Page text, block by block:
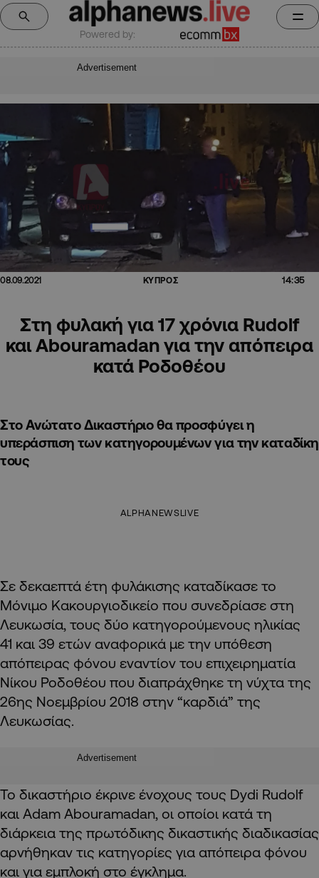
Powered by:
Advertisement
08.09.2021 ΚΥΠΡΟΣ 14:35
Στη φυλακή για 17 χρόνια Rudolf
και Abouramadan για την απόπειρα
κατά Ροδοθέου
Στο Ανώτατο Δικαστήριο θα προσφύγει η
υπεράσπιση των κατηγορουμένων για την καταδίκη
τους
ALPHANEWSLIVE
Σε δεκαεπτά έτη φυλάκισης καταδίκασε το
Μόνιμο Κακουργιοδικείο που συνεδρίασε στη
Λευκωσία, τους δύο κατηγορούμενους ηλικίας
41 και 39 ετών αναφορικά με την υπόθεση
απόπειρας φόνου εναντίον του επιχειρηματία
Νίκου Ροδοθέου που διαπράχθηκε τη νύχτα της
26ης Νοεμβρίου 2018 στην “καρδιά” της
Λευκωσίας.
Advertisement
Το δικαστήριο έκρινε ένοχους τους Dydi Rudolf
και Adam Abouramadan, οι οποίοι κατά τη
διάρκεια της πρωτόδικης δικαστικής διαδικασίας
αρνήθηκαν τις κατηγορίες για απόπειρα φόνου
και για εμπλοκή στο έγκλημα.